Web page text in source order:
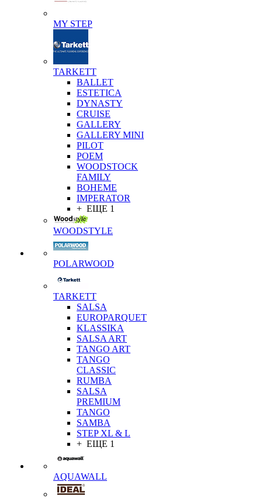
MY STEP
TARKETT
BALLET
ESTETICA
DYNASTY
CRUISE
GALLERY
GALLERY MINI
PILOT
POEM
WOODSTOCK
FAMILY
BOHEME
IMPERATOR
+ ЕЩЕ 1
WOODSTYLE
POLARWOOD
TARKETT
SALSA
EUROPARQUET
KLASSIKA
SALSA ART
TANGO ART
TANGO
CLASSIC
RUMBA
SALSA
PREMIUM
TANGO
SAMBA
STEP XL & L
+ ЕЩЕ 1
AQUAWALL